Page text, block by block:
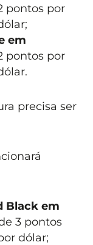
pontos por
em
pontos por
precisa ser
Black em
3 pontos
dólar;